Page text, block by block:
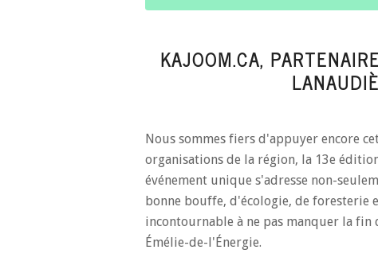
KAJOOM.CA,
Nous sommes fiers d'appuyer encore
organisations de la région, la 13e
événement unique s'adresse non-
bonne bouffe, d'écologie, de foresterie
incontournable à ne pas manquer la fin
Émélie-de-l'Énergie.